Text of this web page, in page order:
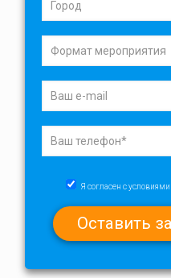
Я согласен с условиями